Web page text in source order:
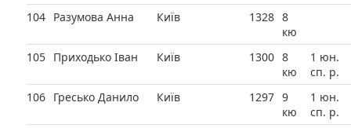
104 Разумова Анна Київ 1328 8
кю
105 Приходько Іван Київ 1300 8
кю
1 юн.
сп. р.
106 Гресько Данило Київ 1297 9
кю
1 юн.
сп. р.